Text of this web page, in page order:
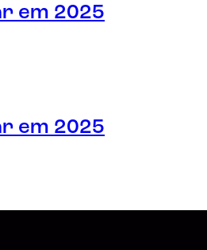
em 2025
em 2025